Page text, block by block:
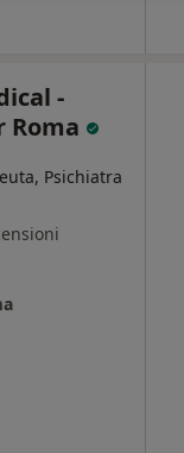
-
Roma
Psichiatra